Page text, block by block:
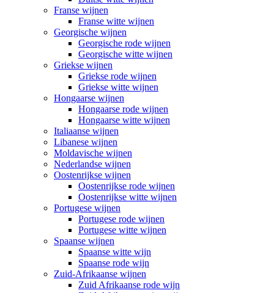
Franse wijnen
Franse witte wijnen
Georgische wijnen
Georgische rode wijnen
Georgische witte wijnen
Griekse wijnen
Griekse rode wijnen
Griekse witte wijnen
Hongaarse wijnen
Hongaarse rode wijnen
Hongaarse witte wijnen
Italiaanse wijnen
Libanese wijnen
Moldavische wijnen
Nederlandse wijnen
Oostenrijkse wijnen
Oostenrijkse rode wijnen
Oostenrijkse witte wijnen
Portugese wijnen
Portugese rode wijnen
Portugese witte wijnen
Spaanse wijnen
Spaanse witte wijn
Spaanse rode wijn
Zuid-Afrikaanse wijnen
Zuid Afrikaanse rode wijn